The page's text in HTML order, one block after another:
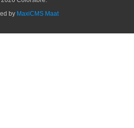
by MaxiCMS Maat